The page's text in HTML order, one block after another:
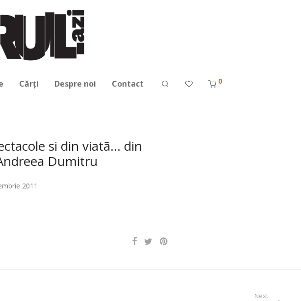
Cărți Despre noi Contact 0
si din viatã… din
Dumitru
2011
Next